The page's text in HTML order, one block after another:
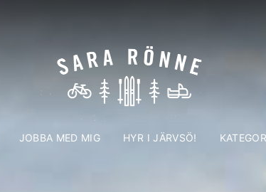
JOBBA MED MIG HYR I JÄRVSÖ!